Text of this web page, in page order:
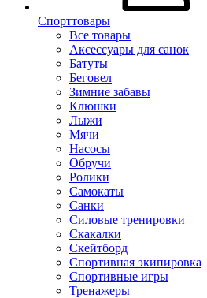
Спорттовары
Все товары
Аксессуары для санок
Батуты
Беговел
Зимние забавы
Клюшки
Лыжи
Мячи
Насосы
Обручи
Ролики
Самокаты
Санки
Силовые тренировки
Скакалки
Скейтборд
Спортивная экипировка
Спортивные игры
Тренажеры